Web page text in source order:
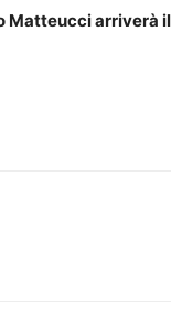
Matteucci arriverà